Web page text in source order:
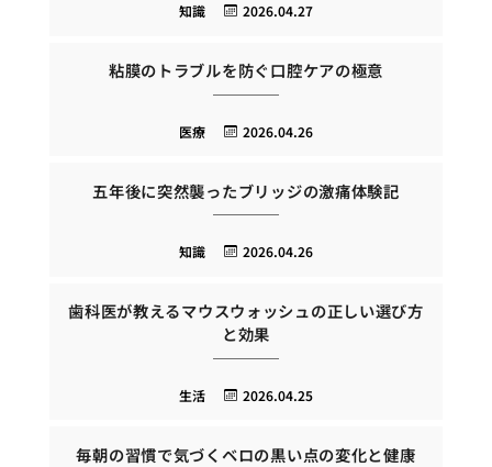
2026.04.27
知識
粘膜のトラブルを防ぐ口腔ケアの極意
2026.04.26
医療
五年後に突然襲ったブリッジの激痛体験記
2026.04.26
知識
歯科医が教えるマウスウォッシュの正しい選び方
と効果
2026.04.25
生活
毎朝の習慣で気づくベロの黒い点の変化と健康